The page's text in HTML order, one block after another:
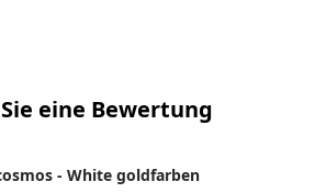
eine Bewertung
- White goldfarben